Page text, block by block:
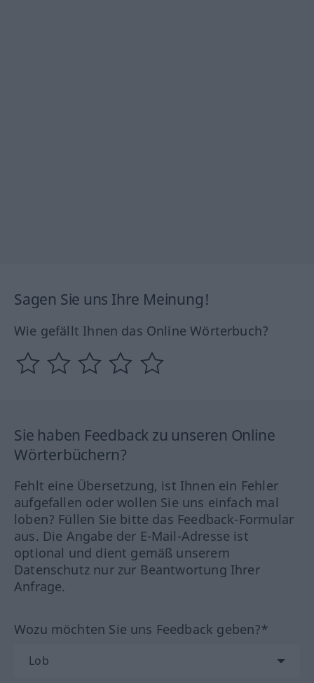
Sagen Sie uns Ihre Meinung!
Wie gefällt Ihnen das Online Wörterbuch?
Sie haben Feedback zu unseren Online
Wörterbüchern?
Fehlt eine Übersetzung, ist Ihnen ein Fehler
aufgefallen oder wollen Sie uns einfach mal
loben? Füllen Sie bitte das Feedback-Formular
aus. Die Angabe der E-Mail-Adresse ist
optional und dient gemäß unserem
Datenschutz nur zur Beantwortung Ihrer
Anfrage.
Wozu möchten Sie uns Feedback geben?*